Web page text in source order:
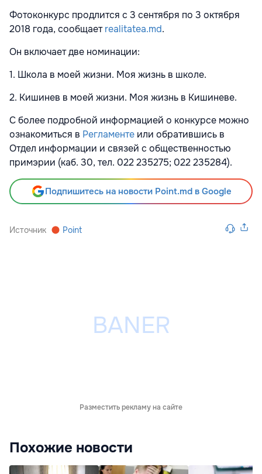
Фотоконкурс продлится с 3 сентября по 3 октября
2018 года, сообщаетrealitatea.md.
Он включает две номинации:
1. Школа в моей жизни. Моя жизнь в школе.
2. Кишинев в моей жизни. Моя жизнь в Кишиневе.
С более подробной информацией о конкурсе можно
ознакомиться в Регламенте или обратившись в
Отдел информации и связей с общественностью
примэрии (каб. 30, тел. 022 235275; 022 235284).
Подпишитесь на новости Point.md в Google
Источник Point
Разместить рекламу на сайте
Похожие новости